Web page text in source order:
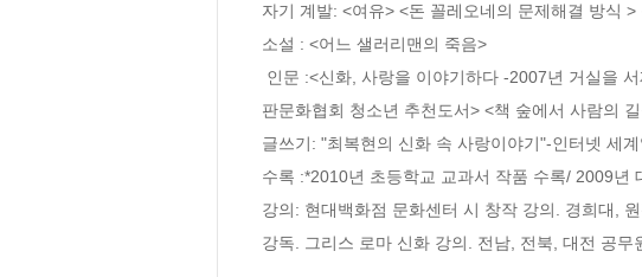
자기 계발: <여유> <돈 꼴레오네의 문제해결 방식 >
소설 : <어느 샐러리맨의 죽음>
판문화협회 청소년 추천도서> <책 숲에서 사람의
글쓰기: "최복현의 신화 속 사랑이야기"-인터넷 세
수록 :*2010년 초등학교 교과서 작품 수록/ 2009년
강의: 현대백화점 문화센터 시 창작 강의. 경희대,
강독. 그리스 로마 신화 강의. 전남, 전북, 대전 공